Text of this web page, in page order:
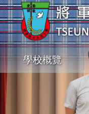
學校概覽